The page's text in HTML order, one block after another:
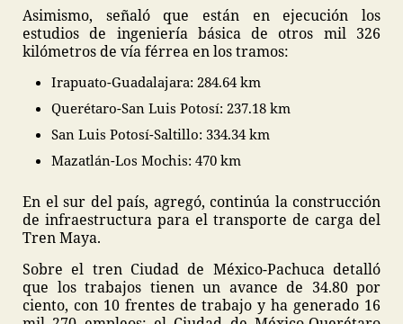
Asimismo, señaló que están en ejecución los
estudios de ingeniería básica de otros mil 326
kilómetros de vía férrea en los tramos:
Irapuato-Guadalajara: 284.64 km
Querétaro-San Luis Potosí: 237.18 km
San Luis Potosí-Saltillo: 334.34 km
Mazatlán-Los Mochis: 470 km
En el sur del país, agregó, continúa la construcción
de infraestructura para el transporte de carga del
Tren Maya.
Sobre el tren Ciudad de México-Pachuca detalló
que los trabajos tienen un avance de 34.80 por
ciento, con 10 frentes de trabajo y ha generado 16